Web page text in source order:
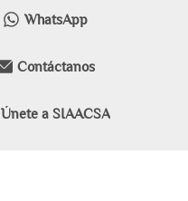
WhatsApp
Contáctanos
Únete a SIAACSA